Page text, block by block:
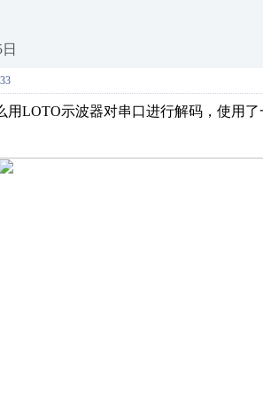
用LOTO示波器对串口进行解码，使用